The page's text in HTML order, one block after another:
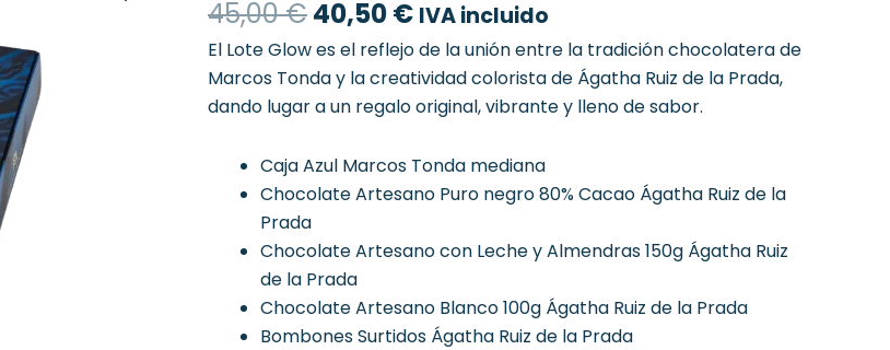
45,00€original
era:
45,00 €.
40,50€actual
es:
40,50 €.
IVA incluido
El Lote Glow es el reflejo de la unión entre la tradición chocolatera de
Marcos Tonda y la creatividad colorista de Ágatha Ruiz de la Prada,
dando lugar a un regalo original, vibrante y lleno de sabor.
Caja Azul Marcos Tonda mediana
Chocolate Artesano Puro negro 80% Cacao Ágatha Ruiz de la
Prada
Chocolate Artesano con Leche y Almendras 150g Ágatha Ruiz
de la Prada
Chocolate Artesano Blanco 100g Ágatha Ruiz de la Prada
Bombones Surtidos Ágatha Ruiz de la Prada
cantidad